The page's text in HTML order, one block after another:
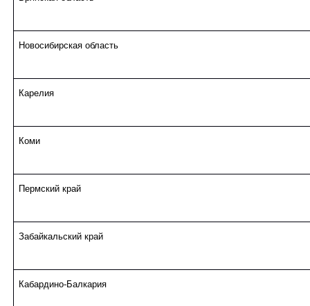
Новосибирская область
Карелия
Коми
Пермский край
Забайкальский край
Кабардино-Балкария